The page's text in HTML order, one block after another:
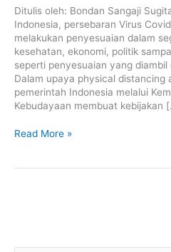
Ditulis oleh: Bondan Sangaji
Indonesia, persebaran Virus
melakukan penyesuaian dalam
kesehatan, ekonomi, politik
seperti penyesuaian yang
Dalam upaya physical distancing
pemerintah Indonesia melalui
Kebudayaan membuat kebijakan
Penerapannya
di
Lab
School
Rumah
Citta
Read More »